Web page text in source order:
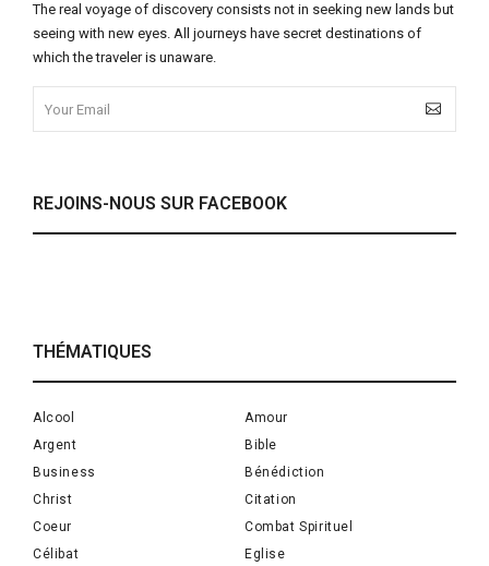
The real voyage of discovery consists not in seeking new lands but
seeing with new eyes. All journeys have secret destinations of
which the traveler is unaware.
REJOINS-NOUS SUR FACEBOOK
THÉMATIQUES
Alcool
Amour
Argent
Bible
Business
Bénédiction
Christ
Citation
Coeur
Combat Spirituel
Célibat
Eglise